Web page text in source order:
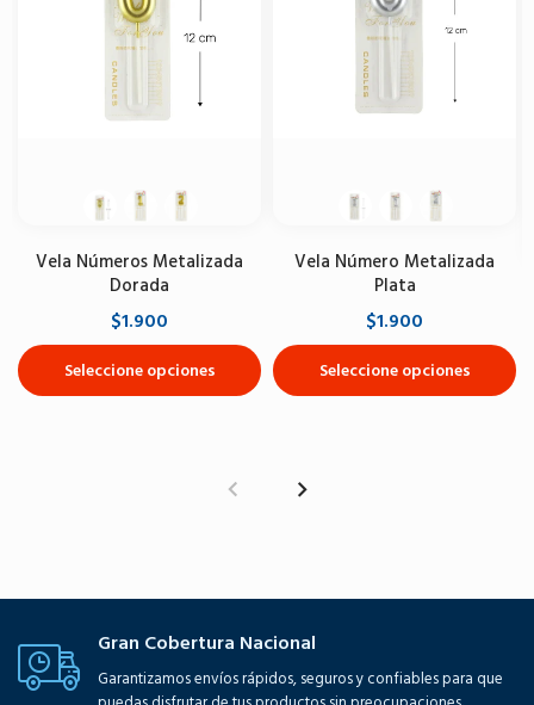
Vela Números Metalizada
Dorada
$1.900
Seleccione opciones
Vela Número Metalizada
Plata
$1.900
Seleccione opciones
Gran Cobertura Nacional
Garantizamos envíos rápidos, seguros y confiables para que